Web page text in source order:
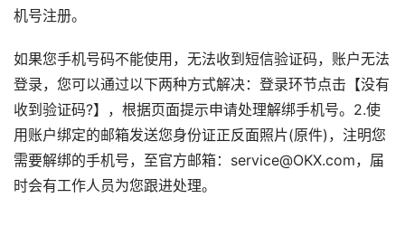
机号注册。
如果您手机号码不能使用，无法收到短信验证码，账户无法
登录，您可以通过以下两种方式解决：登录环节点击【没有
收到验证码?】，根据页面提示申请处理解绑手机号。2.使
用账户绑定的邮箱发送您身份证正反面照片(原件)，注明您
需要解绑的手机号，至官方邮箱：service@OKX.com，届
时会有工作人员为您跟进处理。